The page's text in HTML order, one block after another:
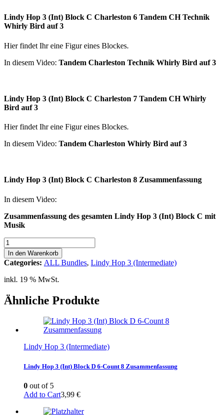
Lindy Hop 3 (Int) Block C Charleston 6 Tandem CH Technik
Whirly Bird auf 3
Hier findet Ihr eine Figur eines Blockes.
In diesem Video: Tandem Charleston Technik Whirly Bird auf 3
Lindy Hop 3 (Int) Block C Charleston 7 Tandem CH Whirly
Bird auf 3
Hier findet Ihr eine Figur eines Blockes.
In diesem Video: Tandem Charleston Whirly Bird auf 3
Lindy Hop 3 (Int) Block C Charleston 8 Zusammenfassung
In diesem Video:
Zusammenfassung des gesamten Lindy Hop 3 (Int) Block C mit
Musik
Lindy
Hop
3
(Int)
24
Bundle
Block
In den Warenkorb
Categories: ALL Bundles, Lindy Hop 3 (Intermediate)
inkl. 19 % MwSt.
Ähnliche Produkte
Lindy Hop 3 (Intermediate)
Lindy Hop 3 (Int) Block D 6-Count 8 Zusammenfassung
0 out of 5
Add to Cart3,99 €